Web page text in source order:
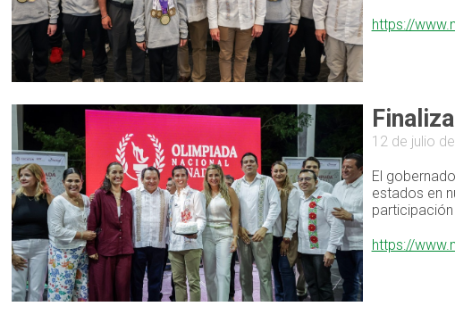
https://
12 de julio
El
estados en
https://